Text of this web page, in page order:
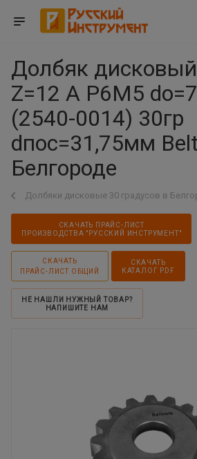
Долбяк
Z=12 А Р6М5
(2540-0014) 30гр
dпос=31,75мм
Белгороде
Долбяки дисковые 30 градусов в
СКАЧАТЬ ПРАЙС-ЛИСТ
ПРОИЗВОДСТВА "РУССКИЙ ИНСТРУМЕНТ"
СКАЧАТЬ
ПРАЙС-ЛИСТ ОБЩИЙ
СКАЧАТЬ
КАТАЛОГ PDF
НЕ НАШЛИ НУЖНЫЙ ТОВАР?
НАПИШИТЕ НАМ